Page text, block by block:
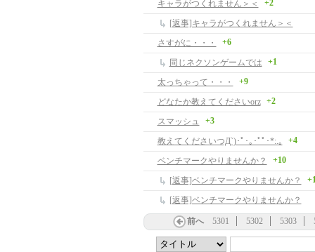
キャラがつくれません＞＜ +2
[返事]キャラがつくれません＞＜
さすがに・・・
+6
同じネクソンゲームでは +1
太っちゃって・・・ +9
どなたか教えてくださいorz +2
スマッシュ +3
教えてくださいつД`)･ﾟ･｡･ﾟﾟ･*:.｡ +4
ベンチマークやりませんか？ +10
[返事]ベンチマークやりませんか？
[返事]ベンチマークやりませんか？
前へ 5301 5302 5303